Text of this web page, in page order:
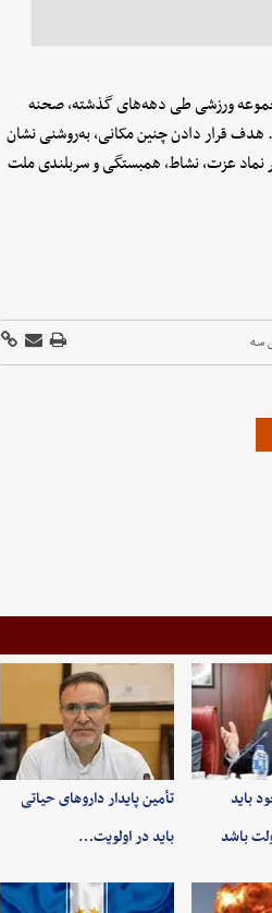
مجموعه ورزشی طی دهه‌های گذشته، صحنه
هدف قرار دادن چنین مکانی، به‌روشنی نشان
نماد عزت، نشاط، همبستگی و سربلندی ملت
سه
باید
باشد
تأمین پایدار داروهای حیاتی
باید در اولویت…